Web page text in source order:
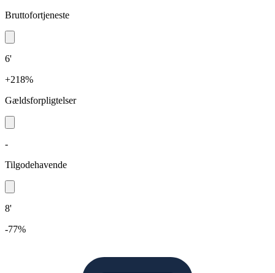
Bruttofortjeneste
6'
+218%
Gældsforpligtelser
-
Tilgodehavende
8'
-77%